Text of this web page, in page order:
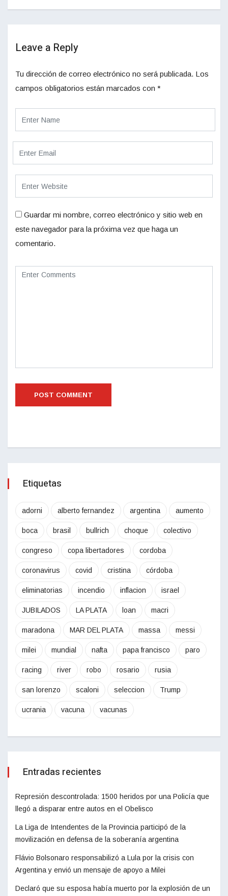
Leave a Reply
Tu dirección de correo electrónico no será publicada. Los
campos obligatorios están marcados con *
Guardar mi nombre, correo electrónico y sitio web en
este navegador para la próxima vez que haga un
comentario.
Etiquetas
adorni alberto fernandez argentina aumento
boca brasil bullrich choque colectivo
congreso copa libertadores cordoba
coronavirus covid cristina córdoba
eliminatorias incendio inflacion israel
JUBILADOS LA PLATA loan macri
maradona MAR DEL PLATA massa messi
milei mundial nafta papa francisco paro
racing river robo rosario rusia
san lorenzo scaloni seleccion Trump
ucrania vacuna vacunas
Entradas recientes
Represión descontrolada: 1500 heridos por una Policía que
llegó a disparar entre autos en el Obelisco
La Liga de Intendentes de la Provincia participó de la
movilización en defensa de la soberanía argentina
Flávio Bolsonaro responsabilizó a Lula por la crisis con
Argentina y envió un mensaje de apoyo a Milei
Declaró que su esposa había muerto por la explosión de un